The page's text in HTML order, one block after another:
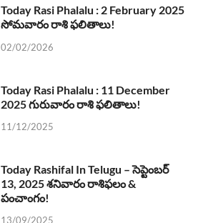
Today Rasi Phalalu : 2 February 2025
సోమవారం రాశి ఫలితాలు!
02/02/2026
Today Rasi Phalalu : 11 December
2025 గురువారం రాశి ఫలితాలు!
11/12/2025
Today Rashifal In Telugu – సెప్టెంబర్
13, 2025 శనివారం రాశిఫలం &
పంచాంగం!
13/09/2025